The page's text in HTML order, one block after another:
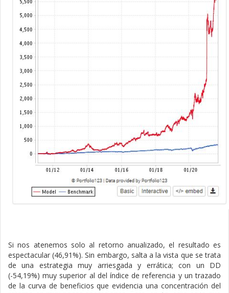
Si nos atenemos solo al retorno anualizado, el resultado es
espectacular (46,91%). Sin embargo, salta a la vista que se trata
de una estrategia muy arriesgada y errática; con un DD
(-54,19%) muy superior al del índice de referencia y un trazado
de la curva de beneficios que evidencia una concentración del